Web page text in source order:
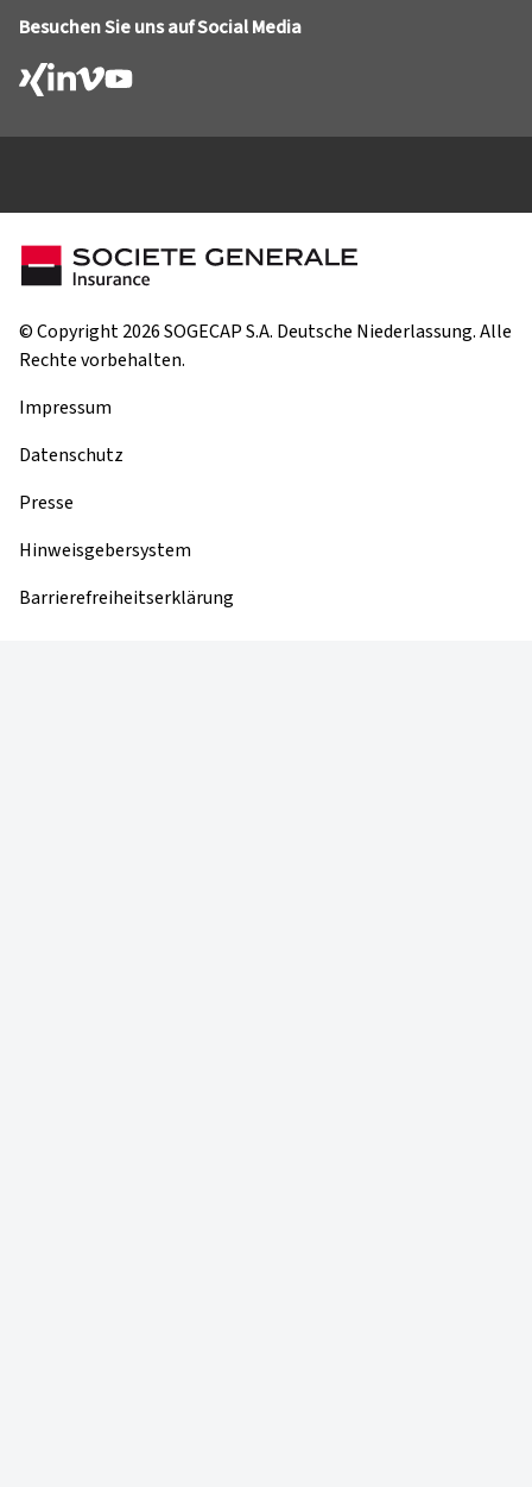
Besuchen Sie uns auf Social Media
© Copyright 2026 SOGECAP S.A. Deutsche Niederlassung. Alle
Rechte vorbehalten.
Impressum
Datenschutz
Presse
Hinweisgebersystem
Barrierefreiheitserklärung